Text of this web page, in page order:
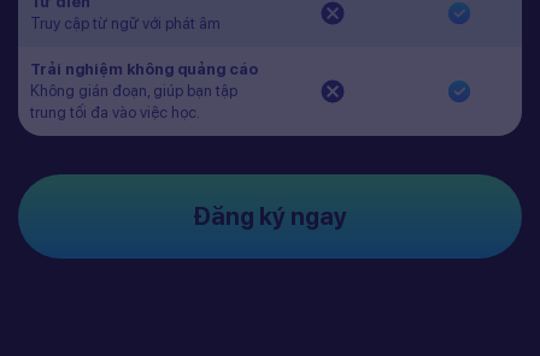
Truy cập từ ngữ với phát âm
Trải nghiệm không quảng cáo
Không gián đoạn, giúp bạn tập
trung tối đa vào việc học.
Đăng ký ngay